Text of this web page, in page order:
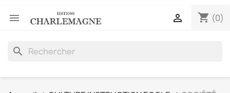
 shopping_cart (0)

search